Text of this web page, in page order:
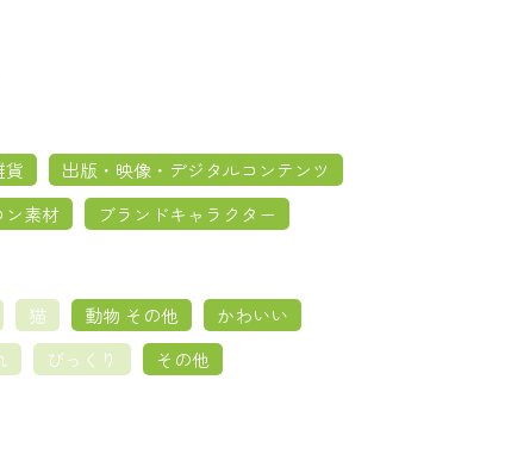
貨
出版・映像・デジタルコンテンツ
ン素材 ブランドキャラクター
猫 動物 その他
かわいい
びっくり その他